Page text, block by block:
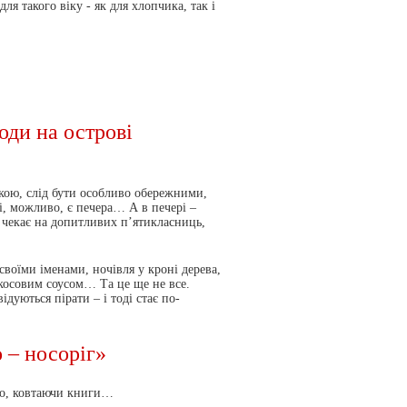
такого віку - як для хлопчика, так і
на острові
слід бути особливо обережними,
можливо, є печера… А в печері –
на допитливих п’ятикласниць,
іменами, ночівля у кроні дерева,
соусом… Та це ще не все.
пірати – і тоді стає по-
носоріг»
ковтаючи книги…